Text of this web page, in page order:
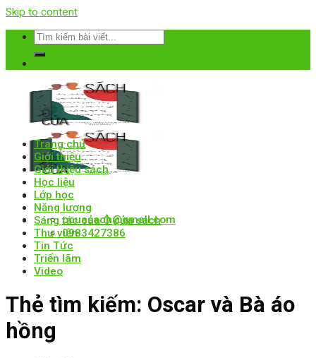
Skip to content
ocuasach@gmail.com
0983427386
Trang chủ
Giới thiệu
Giới thiệu sách
Học liệu
Lớp học
Năng lượng
Sáng tác của Ô cửa sách
Thư viện
Tin Tức
Triển lãm
Video
Thẻ tìm kiếm: Oscar và Bà áo
hồng